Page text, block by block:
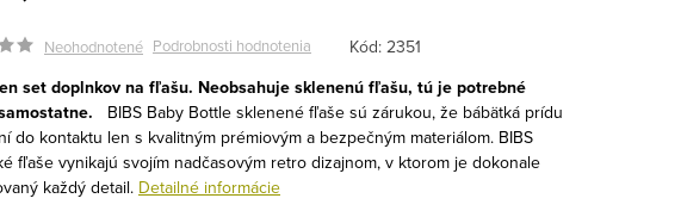
Neohodnotené Podrobnosti hodnotenia Kód: 2351
set doplnkov na fľašu. Neobsahuje sklenenú fľašu, tú je potrebné
BIBS Baby Bottle sklenené fľaše sú zárukou, že bábätká prídu
do kontaktu len s kvalitným prémiovým a bezpečným materiálom. BIBS
fľaše vynikajú svojím nadčasovým retro dizajnom, v ktorom je dokonale
každý detail. Detailné informácie